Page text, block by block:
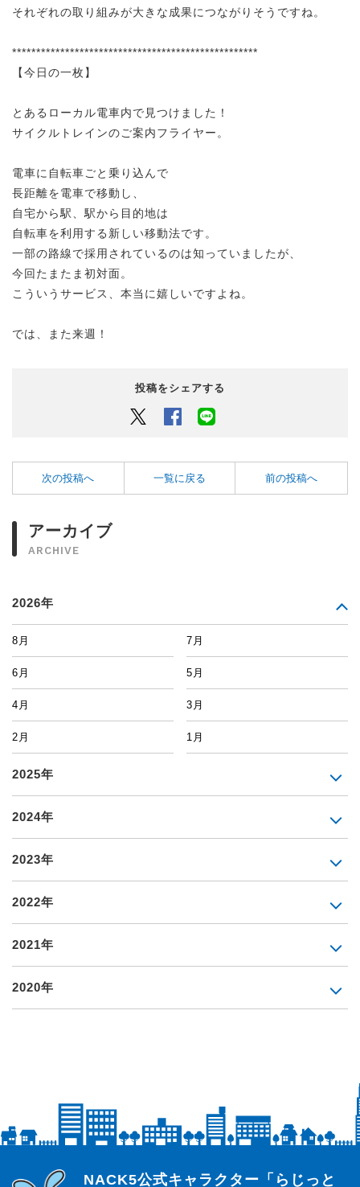
それぞれの取り組みが大きな成果につながりそうですね。
***************************************************
【今日の一枚】
とあるローカル電車内で見つけました！
サイクルトレインのご案内フライヤー。
電車に自転車ごと乗り込んで
長距離を電車で移動し、
自宅から駅、駅から目的地は
自転車を利用する新しい移動法です。
一部の路線で採用されているのは知っていましたが、
今回たまたま初対面。
こういうサービス、本当に嬉しいですよね。
では、また来週！
投稿をシェアする
Twitter Facebook
次の投稿へ 一覧に戻る 前の投稿へ
アーカイブ
ARCHIVE
2026年
8月 7月
6月 5月
4月 3月
2月 1月
2025年
2024年
2023年
2022年
2021年
2020年
らじっと君
NACK5公式キャラクター「らじっと